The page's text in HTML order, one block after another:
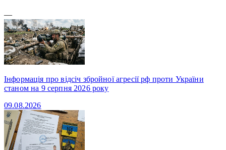
—
Інформація про відсіч збройної агресії рф проти України
станом на 9 серпня 2026 року
09.08.2026